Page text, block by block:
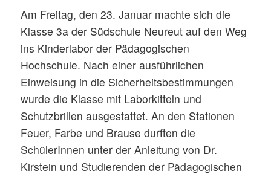
Am Freitag, den 23. Januar machte sich die
Klasse 3a der Südschule Neureut auf den Weg
ins Kinderlabor der Pädagogischen
Hochschule. Nach einer ausführlichen
Einweisung in die Sicherheitsbestimmungen
wurde die Klasse mit Laborkitteln und
Schutzbrillen ausgestattet. An den Stationen
Feuer, Farbe und Brause durften die
SchülerInnen unter der Anleitung von Dr.
Kirstein und Studierenden der Pädagogischen